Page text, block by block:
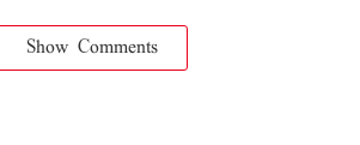
Show Comments